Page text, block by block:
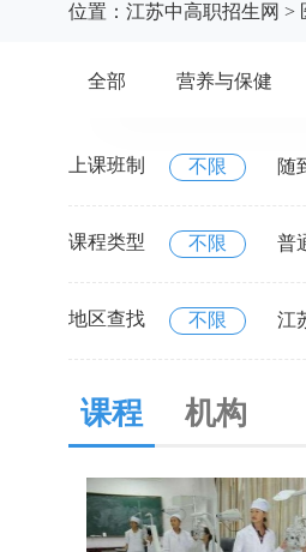
位置： 江苏中高职招生网 >
全部 营养与保健
上课班制 不限 随
课程类型 不限 普
地区查找 不限 江
课程 机构